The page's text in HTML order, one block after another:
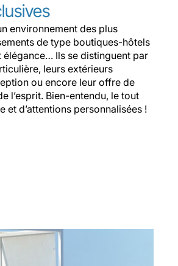
environnement des plus
de type boutiques-hôtels
élégance… Ils se distinguent par
leurs extérieurs
ou encore leur offre de
l’esprit. Bien-entendu, le tout
d’attentions personnalisées !